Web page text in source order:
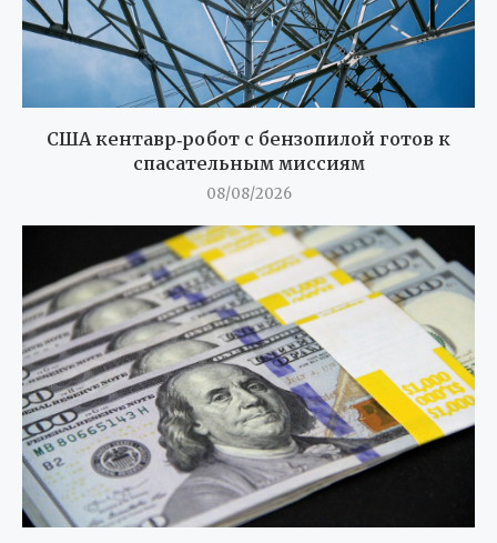
США кентавр‑робот с бензопилой готов к
спасательным миссиям
08/08/2026